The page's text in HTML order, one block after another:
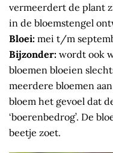
vermeerdert de plant
in de bloemstengel
Bloei: mei t/m
Bijzonder: wordt ook
bloemen bloeien
meerdere bloemen
bloem het gevoel dat
‘boerenbedrog’. De
beetje zoet.